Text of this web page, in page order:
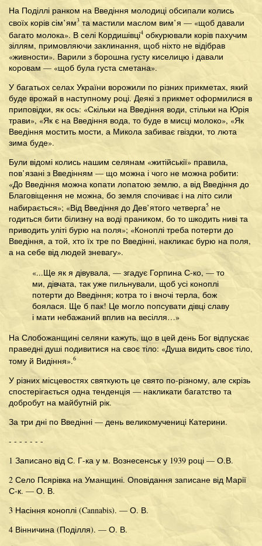
На Поділлі ранком на Введіння молодиці обсипали колись
своїх корів сім’ям3 та мастили маслом вим’я — «щоб давали
багато молока». В селі Кордишівці4 обкурювали корів пахучим
зіллям, примовляючи заклинання, щоб ніхто не відібрав
«живности». Варили з борошна густу киселицю і давали
коровам — «щоб була густа сметана».
У багатьох селах України ворожили по різних прикметах, який
буде врожай в наступному році. Деякі з прикмет оформилися в
приповідки, як ось: «Скільки на Введіння води, стільки на Юрія
трави», «Як є на Введіння вода, то буде в мисці молоко», «Як
Введіння мостить мости, а Микола забиває гвіздки, то люта
зима буде».
Були відомі колись нашим селянам «житійськії» правила,
пов’язані з Введінням — що можна і чого не можна робити:
«До Введіння можна копати лопатою землю, а від Введіння до
Благовіщення не можна, бо земля спочиває і на літо сили
набирається»; «Від Введіння до Дев’ятого четверга5 не
годиться бити білизну на воді праником, бо то шкодить ниві та
приводить уліті бурю на поля»; «Коноплі треба потерти до
Введіння, а той, хто їх тре по Введінні, накликає бурю на поля,
а на себе від людей зневагу».
«...Ще як я дівувала, — згадує Горпина С-ко, — то
ми, дівчата, так уже пильнували, щоб усі коноплі
потерти до Введіння; котра то і вночі терла, бож
боялася. Ще б пак! Це могло попсувати дівці славу
і мати небажаний вплив на весілля…»
На Слобожанщині селяни кажуть, що в цей день Бог відпускає
праведні душі подивитися на своє тіло: «Душа видить своє тіло,
тому й Видіння».6
У різних місцевостях святкують це свято по-різному, але скрізь
спостерігається одна тенденція — накликати багатство та
добробут на майбутній рік.
За три дні по Введінні — день великомучениці Катерини.
- - - - - - -
1 Записано від С. Г-ка у м. Вознесенськ у 1939 році — О.В.
2 Село Псярівка на Уманщині. Оповідання записане від Марії
С-к. — О. В.
3 Насіння коноплі (Cannabis). — О. В.
4 Вінничина (Поділля). — О. В.